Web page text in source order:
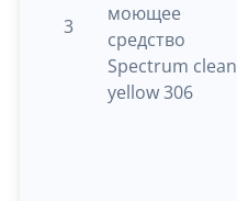
3
моющее
средство
Spectrum clean
yellow 306